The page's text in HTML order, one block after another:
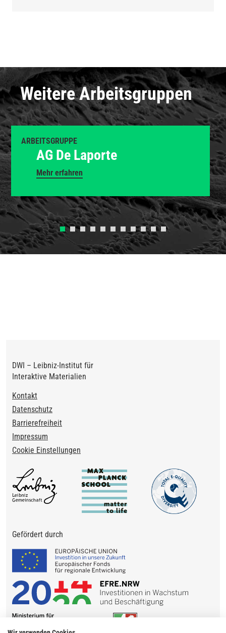
Weitere Arbeitsgruppen
ARBEITSGRUPPE
AG De Laporte
Mehr erfahren
Previous
Next
DWI – Leibniz-Institut für
Interaktive Materialien
Footer
Kontakt
Datenschutz
Barrierefreiheit
Impressum
Cookie Einstellungen
Gefördert durch